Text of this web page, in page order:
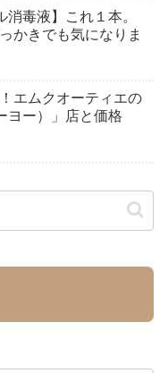
消毒液】これ１本。
かきでも気になりま
エムクオーティエの
ヨー）」店と価格